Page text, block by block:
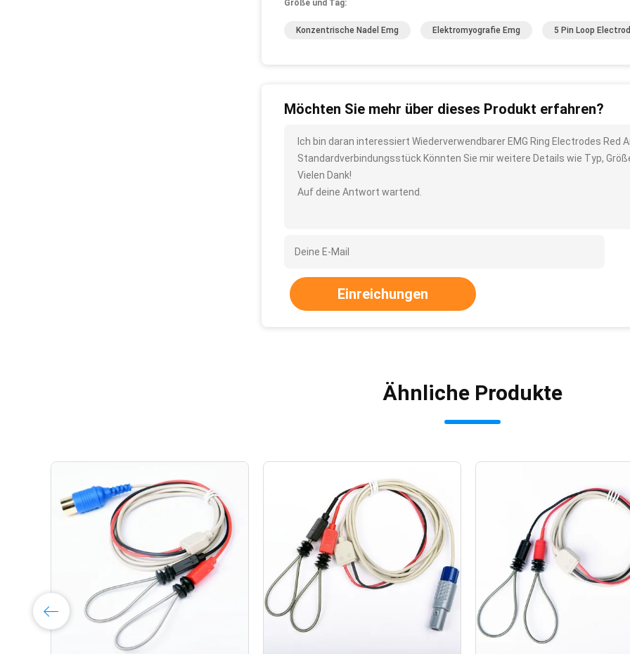
Größe und Tag:
Konzentrische Nadel Emg Elektromyografie Emg 5 Pin Loop
Möchten Sie mehr über dieses Produkt erfahren?
Ich bin daran interessiert Wiederverwendbarer EMG Ring Electrodes Red
Standardverbindungsstück Könnten Sie mir weitere Details wie Typ,
Vielen Dank!
Auf deine Antwort wartend.
Einreichungen
Ähnliche Produkte